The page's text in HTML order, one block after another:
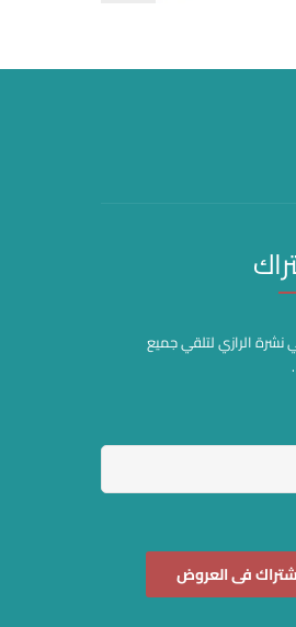
نشرة الرازي لتلقي جميع